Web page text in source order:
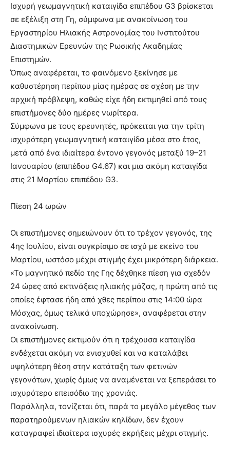
Ισχυρή γεωμαγνητική καταιγίδα επιπέδου G3 βρίσκεται
σε εξέλιξη στη Γη, σύμφωνα με ανακοίνωση του
Εργαστηρίου Ηλιακής Αστρονομίας του Ινστιτούτου
Διαστημικών Ερευνών της Ρωσικής Ακαδημίας
Επιστημών.
Όπως αναφέρεται, το φαινόμενο ξεκίνησε με
καθυστέρηση περίπου μίας ημέρας σε σχέση με την
αρχική πρόβλεψη, καθώς είχε ήδη εκτιμηθεί από τους
επιστήμονες δύο ημέρες νωρίτερα.
Σύμφωνα με τους ερευνητές, πρόκειται για την τρίτη
ισχυρότερη γεωμαγνητική καταιγίδα μέσα στο έτος,
μετά από ένα ιδιαίτερα έντονο γεγονός μεταξύ 19–21
Ιανουαρίου (επιπέδου G4.67) και μια ακόμη καταιγίδα
στις 21 Μαρτίου επιπέδου G3.
Πίεση 24 ωρών
Οι επιστήμονες σημειώνουν ότι το τρέχον γεγονός, της
4ης Ιουλίου, είναι συγκρίσιμο σε ισχύ με εκείνο του
Μαρτίου, ωστόσο μέχρι στιγμής έχει μικρότερη διάρκεια.
«Το μαγνητικό πεδίο της Γης δέχθηκε πίεση για σχεδόν
24 ώρες από εκτινάξεις ηλιακής μάζας, η πρώτη από τις
οποίες έφτασε ήδη από χθες περίπου στις 14:00 ώρα
Μόσχας, όμως τελικά υποχώρησε», αναφέρεται στην
ανακοίνωση.
Οι επιστήμονες εκτιμούν ότι η τρέχουσα καταιγίδα
ενδέχεται ακόμη να ενισχυθεί και να καταλάβει
υψηλότερη θέση στην κατάταξη των φετινών
γεγονότων, χωρίς όμως να αναμένεται να ξεπεράσει το
ισχυρότερο επεισόδιο της χρονιάς.
Παράλληλα, τονίζεται ότι, παρά το μεγάλο μέγεθος των
παρατηρούμενων ηλιακών κηλίδων, δεν έχουν
καταγραφεί ιδιαίτερα ισχυρές εκρήξεις μέχρι στιγμής.